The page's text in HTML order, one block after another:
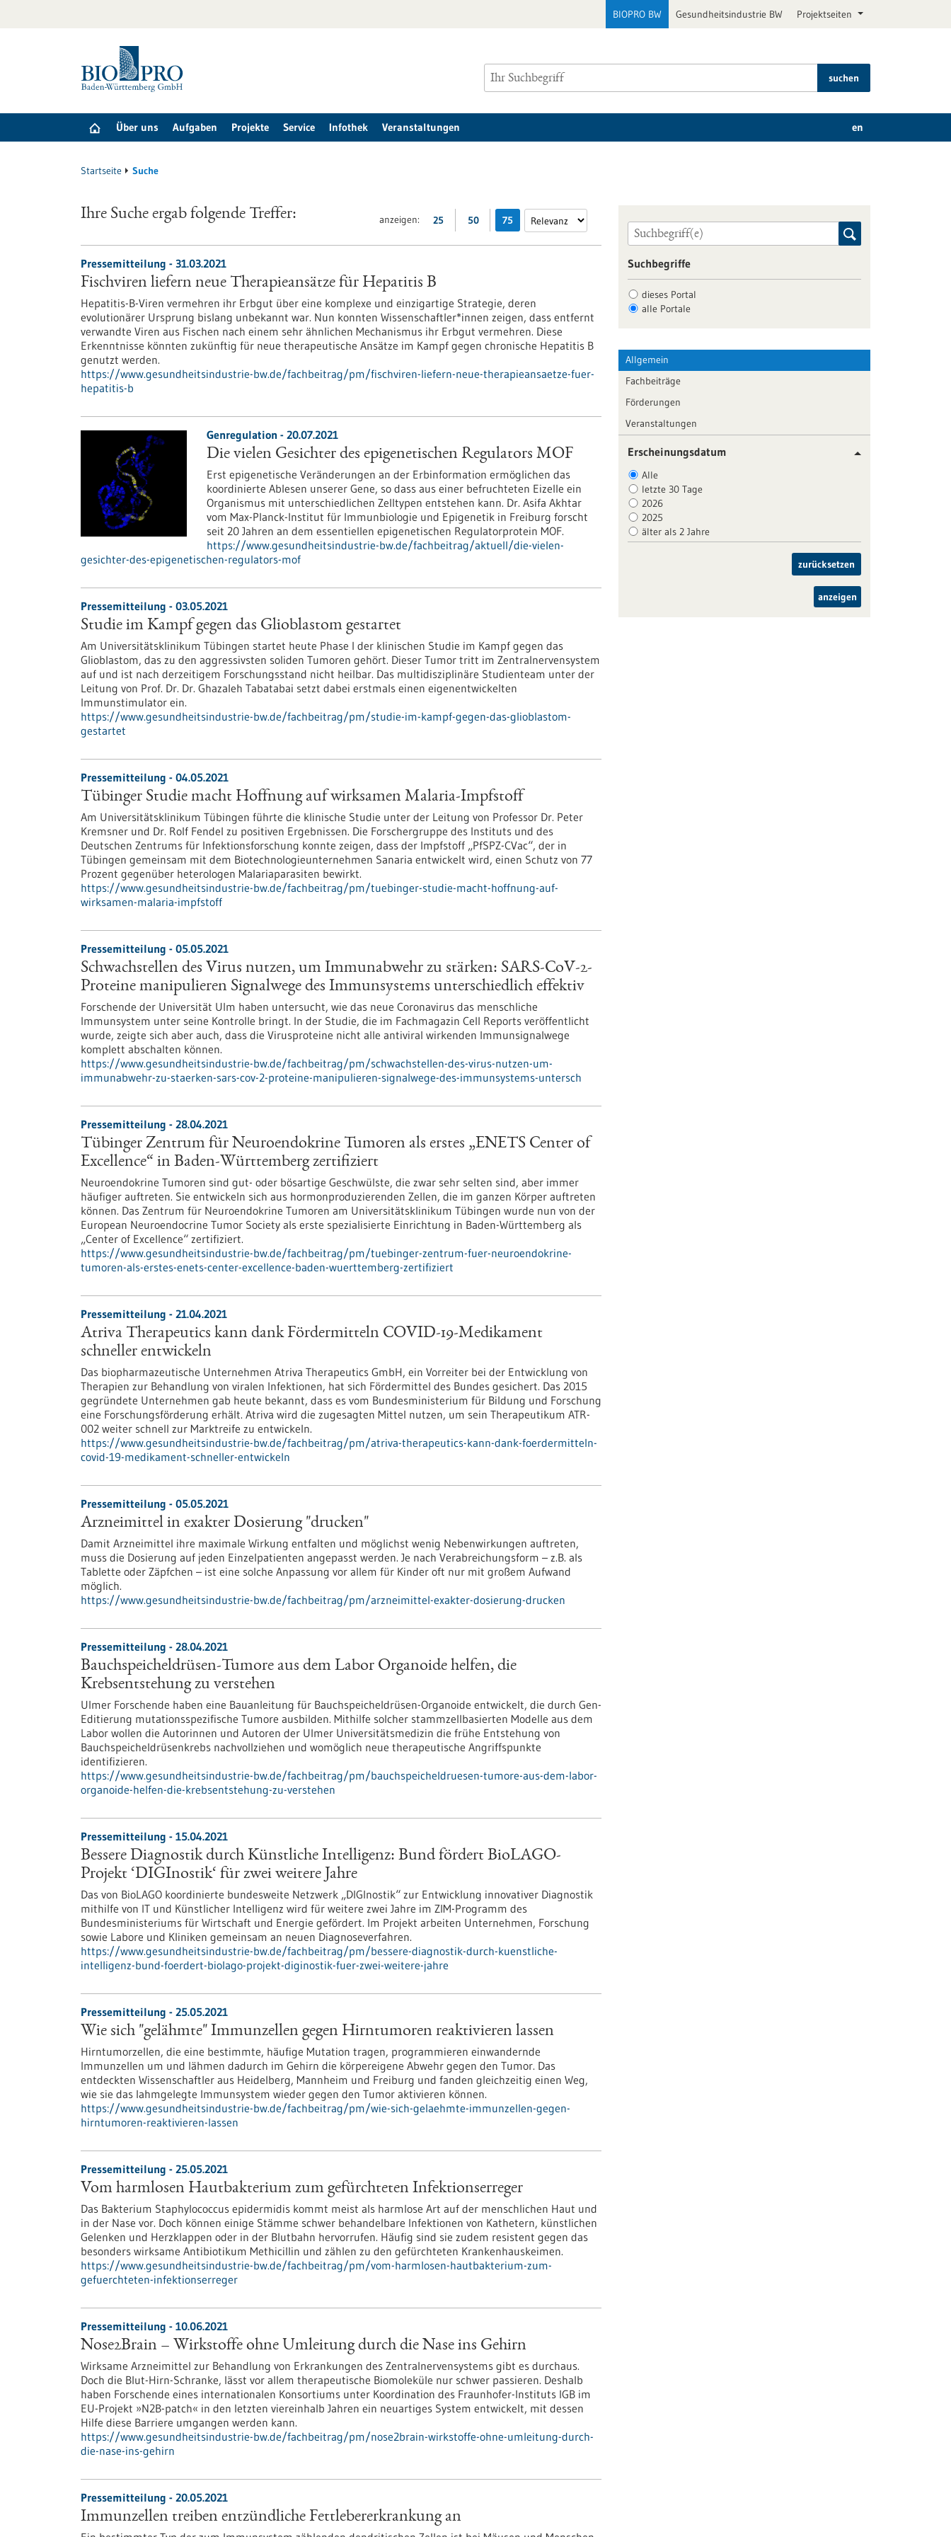
BIOPRO BW Gesundheitsindustrie BW Projektseiten
suchen
Über uns Aufgaben Projekte Service Infothek Veranstaltungen en
Startseite Suche
anzeigen: 25 50 75
Ihre Suche ergab folgende Treffer:
Pressemitteilung - 31.03.2021
Fischviren liefern neue Therapieansätze für Hepatitis B
Hepatitis-B-Viren vermehren ihr Erbgut über eine komplexe und einzigartige Strategie, deren
evolutionärer Ursprung bislang unbekannt war. Nun konnten Wissenschaftler*innen zeigen, dass entfernt
verwandte Viren aus Fischen nach einem sehr ähnlichen Mechanismus ihr Erbgut vermehren. Diese
Erkenntnisse könnten zukünftig für neue therapeutische Ansätze im Kampf gegen chronische Hepatitis B
genutzt werden.
https://www.gesundheitsindustrie-bw.de/fachbeitrag/pm/fischviren-liefern-neue-therapieansaetze-fuer-
hepatitis-b
Genregulation - 20.07.2021
Die vielen Gesichter des epigenetischen Regulators MOF
Erst epigenetische Veränderungen an der Erbinformation ermöglichen das
koordinierte Ablesen unserer Gene, so dass aus einer befruchteten Eizelle ein
Organismus mit unterschiedlichen Zelltypen entstehen kann. Dr. Asifa Akhtar
vom Max-Planck-Institut für Immunbiologie und Epigenetik in Freiburg forscht
seit 20 Jahren an dem essentiellen epigenetischen Regulatorprotein MOF.
https://www.gesundheitsindustrie-bw.de/fachbeitrag/aktuell/die-vielen-
gesichter-des-epigenetischen-regulators-mof
Pressemitteilung - 03.05.2021
Studie im Kampf gegen das Glioblastom gestartet
Am Universitätsklinikum Tübingen startet heute Phase I der klinischen Studie im Kampf gegen das
Glioblastom, das zu den aggressivsten soliden Tumoren gehört. Dieser Tumor tritt im Zentralnervensystem
auf und ist nach derzeitigem Forschungsstand nicht heilbar. Das multidisziplinäre Studienteam unter der
Leitung von Prof. Dr. Dr. Ghazaleh Tabatabai setzt dabei erstmals einen eigenentwickelten
Immunstimulator ein.
https://www.gesundheitsindustrie-bw.de/fachbeitrag/pm/studie-im-kampf-gegen-das-glioblastom-
gestartet
Pressemitteilung - 04.05.2021
Tübinger Studie macht Hoffnung auf wirksamen Malaria-Impfstoff
Am Universitätsklinikum Tübingen führte die klinische Studie unter der Leitung von Professor Dr. Peter
Kremsner und Dr. Rolf Fendel zu positiven Ergebnissen. Die Forschergruppe des Instituts und des
Deutschen Zentrums für Infektionsforschung konnte zeigen, dass der Impfstoff „PfSPZ-CVac“, der in
Tübingen gemeinsam mit dem Biotechnologieunternehmen Sanaria entwickelt wird, einen Schutz von 77
Prozent gegenüber heterologen Malariaparasiten bewirkt.
https://www.gesundheitsindustrie-bw.de/fachbeitrag/pm/tuebinger-studie-macht-hoffnung-auf-
wirksamen-malaria-impfstoff
Pressemitteilung - 05.05.2021
Schwachstellen des Virus nutzen, um Immunabwehr zu stärken: SARS-CoV-2-
Proteine manipulieren Signalwege des Immunsystems unterschiedlich effektiv
Forschende der Universität Ulm haben untersucht, wie das neue Coronavirus das menschliche
Immunsystem unter seine Kontrolle bringt. In der Studie, die im Fachmagazin Cell Reports veröffentlicht
wurde, zeigte sich aber auch, dass die Virusproteine nicht alle antiviral wirkenden Immunsignalwege
komplett abschalten können.
https://www.gesundheitsindustrie-bw.de/fachbeitrag/pm/schwachstellen-des-virus-nutzen-um-
immunabwehr-zu-staerken-sars-cov-2-proteine-manipulieren-signalwege-des-immunsystems-untersch
Pressemitteilung - 28.04.2021
Tübinger Zentrum für Neuroendokrine Tumoren als erstes „ENETS Center of
Excellence“ in Baden-Württemberg zertifiziert
Neuroendokrine Tumoren sind gut- oder bösartige Geschwülste, die zwar sehr selten sind, aber immer
häufiger auftreten. Sie entwickeln sich aus hormonproduzierenden Zellen, die im ganzen Körper auftreten
können. Das Zentrum für Neuroendokrine Tumoren am Universitätsklinikum Tübingen wurde nun von der
European Neuroendocrine Tumor Society als erste spezialisierte Einrichtung in Baden-Württemberg als
„Center of Excellence“ zertifiziert.
https://www.gesundheitsindustrie-bw.de/fachbeitrag/pm/tuebinger-zentrum-fuer-neuroendokrine-
tumoren-als-erstes-enets-center-excellence-baden-wuerttemberg-zertifiziert
Pressemitteilung - 21.04.2021
Atriva Therapeutics kann dank Fördermitteln COVID-19-Medikament
schneller entwickeln
Das biopharmazeutische Unternehmen Atriva Therapeutics GmbH, ein Vorreiter bei der Entwicklung von
Therapien zur Behandlung von viralen Infektionen, hat sich Fördermittel des Bundes gesichert. Das 2015
gegründete Unternehmen gab heute bekannt, dass es vom Bundesministerium für Bildung und Forschung
eine Forschungsförderung erhält. Atriva wird die zugesagten Mittel nutzen, um sein Therapeutikum ATR-
002 weiter schnell zur Marktreife zu entwickeln.
https://www.gesundheitsindustrie-bw.de/fachbeitrag/pm/atriva-therapeutics-kann-dank-foerdermitteln-
covid-19-medikament-schneller-entwickeln
Pressemitteilung - 05.05.2021
Arzneimittel in exakter Dosierung "drucken"
Damit Arzneimittel ihre maximale Wirkung entfalten und möglichst wenig Nebenwirkungen auftreten,
muss die Dosierung auf jeden Einzelpatienten angepasst werden. Je nach Verabreichungsform – z.B. als
Tablette oder Zäpfchen – ist eine solche Anpassung vor allem für Kinder oft nur mit großem Aufwand
möglich.
https://www.gesundheitsindustrie-bw.de/fachbeitrag/pm/arzneimittel-exakter-dosierung-drucken
Pressemitteilung - 28.04.2021
Bauchspeicheldrüsen-Tumore aus dem Labor Organoide helfen, die
Krebsentstehung zu verstehen
Ulmer Forschende haben eine Bauanleitung für Bauchspeicheldrüsen-Organoide entwickelt, die durch Gen-
Editierung mutationsspezifische Tumore ausbilden. Mithilfe solcher stammzellbasierten Modelle aus dem
Labor wollen die Autorinnen und Autoren der Ulmer Universitätsmedizin die frühe Entstehung von
Bauchspeicheldrüsenkrebs nachvollziehen und womöglich neue therapeutische Angriffspunkte
identifizieren.
https://www.gesundheitsindustrie-bw.de/fachbeitrag/pm/bauchspeicheldruesen-tumore-aus-dem-labor-
organoide-helfen-die-krebsentstehung-zu-verstehen
Pressemitteilung - 15.04.2021
Bessere Diagnostik durch Künstliche Intelligenz: Bund fördert BioLAGO-
Projekt ‘DIGInostik‘ für zwei weitere Jahre
Das von BioLAGO koordinierte bundesweite Netzwerk „DIGInostik“ zur Entwicklung innovativer Diagnostik
mithilfe von IT und Künstlicher Intelligenz wird für weitere zwei Jahre im ZIM-Programm des
Bundesministeriums für Wirtschaft und Energie gefördert. Im Projekt arbeiten Unternehmen, Forschung
sowie Labore und Kliniken gemeinsam an neuen Diagnoseverfahren.
https://www.gesundheitsindustrie-bw.de/fachbeitrag/pm/bessere-diagnostik-durch-kuenstliche-
intelligenz-bund-foerdert-biolago-projekt-diginostik-fuer-zwei-weitere-jahre
Pressemitteilung - 25.05.2021
Wie sich "gelähmte" Immunzellen gegen Hirntumoren reaktivieren lassen
Hirntumorzellen, die eine bestimmte, häufige Mutation tragen, programmieren einwandernde
Immunzellen um und lähmen dadurch im Gehirn die körpereigene Abwehr gegen den Tumor. Das
entdeckten Wissenschaftler aus Heidelberg, Mannheim und Freiburg und fanden gleichzeitig einen Weg,
wie sie das lahmgelegte Immunsystem wieder gegen den Tumor aktivieren können.
https://www.gesundheitsindustrie-bw.de/fachbeitrag/pm/wie-sich-gelaehmte-immunzellen-gegen-
hirntumoren-reaktivieren-lassen
Pressemitteilung - 25.05.2021
Vom harmlosen Hautbakterium zum gefürchteten Infektionserreger
Das Bakterium Staphylococcus epidermidis kommt meist als harmlose Art auf der menschlichen Haut und
in der Nase vor. Doch können einige Stämme schwer behandelbare Infektionen von Kathetern, künstlichen
Gelenken und Herzklappen oder in der Blutbahn hervorrufen. Häufig sind sie zudem resistent gegen das
besonders wirksame Antibiotikum Methicillin und zählen zu den gefürchteten Krankenhauskeimen.
https://www.gesundheitsindustrie-bw.de/fachbeitrag/pm/vom-harmlosen-hautbakterium-zum-
gefuerchteten-infektionserreger
Pressemitteilung - 10.06.2021
Nose2Brain – Wirkstoffe ohne Umleitung durch die Nase ins Gehirn
Wirksame Arzneimittel zur Behandlung von Erkrankungen des Zentralnervensystems gibt es durchaus.
Doch die Blut-Hirn-Schranke, lässt vor allem therapeutische Biomoleküle nur schwer passieren. Deshalb
haben Forschende eines internationalen Konsortiums unter Koordination des Fraunhofer-Instituts IGB im
EU-Projekt »N2B-patch« in den letzten viereinhalb Jahren ein neuartiges System entwickelt, mit dessen
Hilfe diese Barriere umgangen werden kann.
https://www.gesundheitsindustrie-bw.de/fachbeitrag/pm/nose2brain-wirkstoffe-ohne-umleitung-durch-
die-nase-ins-gehirn
Pressemitteilung - 20.05.2021
Immunzellen treiben entzündliche Fettlebererkrankung an
Suchbegriffe
dieses Portal
alle Portale
Allgemein
Fachbeiträge
Förderungen
Veranstaltungen
Erscheinungsdatum
Alle
letzte 30 Tage
2026
2025
älter als 2 Jahre
zurücksetzen
anzeigen